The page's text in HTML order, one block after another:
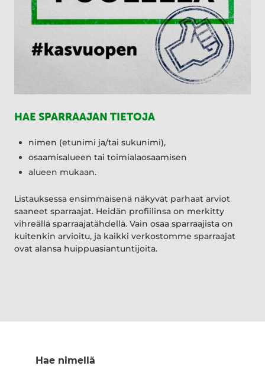
HAE SPARRAAJAN TIETOJA
nimen (etunimi ja/tai sukunimi),
osaamisalueen tai toimialaosaamisen
alueen mukaan.
Listauksessa ensimmäisenä näkyvät parhaat arviot
saaneet sparraajat. Heidän profiilinsa on merkitty
vihreällä sparraajatähdellä. Vain osaa sparraajista on
kuitenkin arvioitu, ja kaikki verkostomme sparraajat
ovat alansa huippuasiantuntijoita.
Hae nimellä